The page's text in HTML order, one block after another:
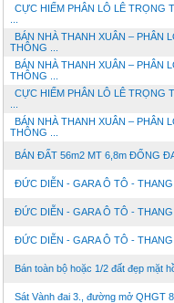
CỰC HIẾM PHÂN LÔ LÊ TRỌNG
BÁN NHÀ THANH XUÂN – PHÂN
THÔNG ...
BÁN NHÀ THANH XUÂN – PHÂN
THÔNG ...
CỰC HIẾM PHÂN LÔ LÊ TRỌNG
BÁN NHÀ THANH XUÂN – PHÂN
THÔNG ...
BÁN ĐẤT 56m2 MT 6,8m ĐỐNG
ĐỨC DIỄN - GARA Ô TÔ -
ĐỨC DIỄN - GARA Ô TÔ -
ĐỨC DIỄN - GARA Ô TÔ -
Bán toàn bộ hoặc 1/2 đất đẹp mặt
Sát Vành đai 3., đường mở QHGT